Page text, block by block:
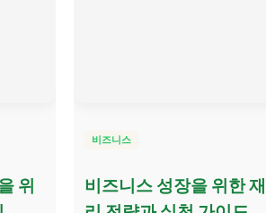
위
비즈니스
비즈니스 성장을 위한